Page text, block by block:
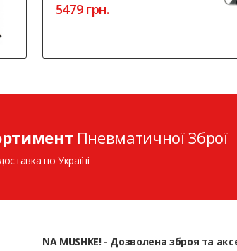
5479 грн.
Пневматичної Зброї
по Україні
NA MUSHKE! - Дозволена зброя та